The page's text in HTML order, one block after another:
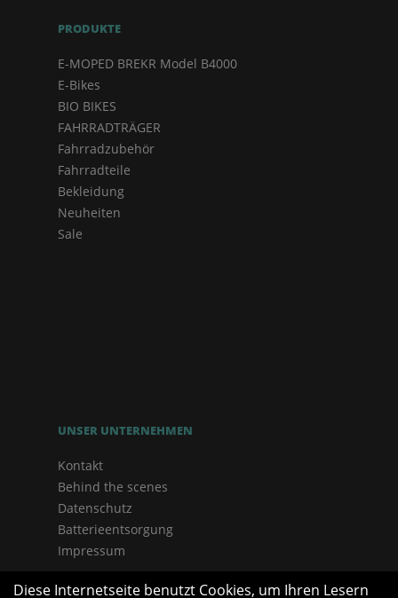
PRODUKTE
E-MOPED BREKR Model B4000
E-Bikes
BIO BIKES
FAHRRADTRÄGER
Fahrradzubehör
Fahrradteile
Bekleidung
Neuheiten
Sale
UNSER UNTERNEHMEN
Kontakt
Behind the scenes
Datenschutz
Batterieentsorgung
Impressum
Diese Internetseite benutzt Cookies, um Ihren Lesern